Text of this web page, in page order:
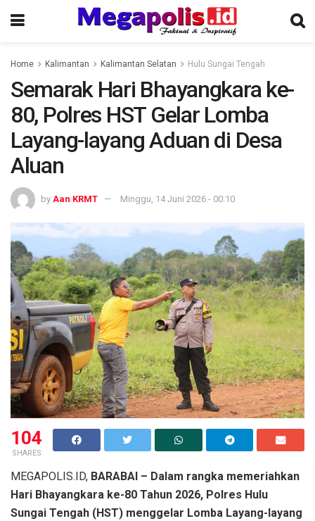
Home Kalimantan Kalimantan Selatan Hulu Sungai Tengah
Semarak Hari Bhayangkara ke-
80, Polres HST Gelar Lomba
Layang-layang Aduan di Desa
Aluan
by Aan KRMT Minggu, 14 Juni 2026 - 00:10
104
SHARES
MEGAPOLIS.ID, BARABAI – Dalam rangka memeriahkan
Hari Bhayangkara ke-80 Tahun 2026, Polres Hulu
Sungai Tengah (HST) menggelar Lomba Layang-layang